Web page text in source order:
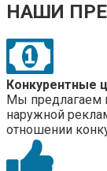
НАШИ
Конкурентные
Мы предлагаем
наружной
отношении